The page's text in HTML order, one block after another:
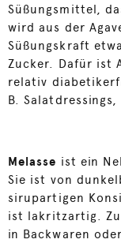
Süßungsmittel,
wird aus der
Süßungskraft
Zucker. Dafür ist
relativ
B.
Melasse ist ein
Sie ist von
sirupartigen
ist lakritzartig.
in Backwaren